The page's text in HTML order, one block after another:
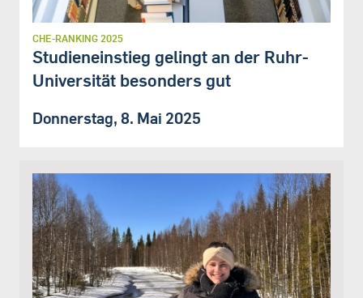
CHE-RANKING 2025
Studieneinstieg gelingt an der Ruhr-
Universität besonders gut
Donnerstag, 8. Mai 2025